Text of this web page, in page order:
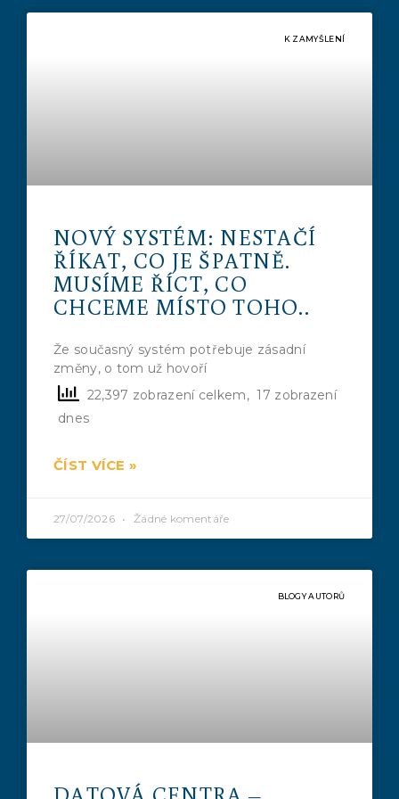
K ZAMYŠLENÍ
NOVÝ SYSTÉM: NESTAČÍ
ŘÍKAT, CO JE ŠPATNĚ.
MUSÍME ŘÍCT, CO
CHCEME MÍSTO TOHO..
Že současný systém potřebuje zásadní
změny, o tom už hovoří
22,397 zobrazení celkem, 17 zobrazení
dnes
ČÍST VÍCE »
27/07/2026 Žádné komentáře
BLOGY AUTORŮ